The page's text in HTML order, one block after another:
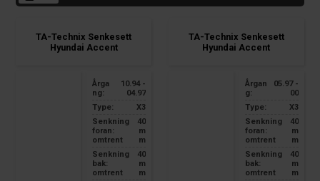
TA-Technix Senkesett
Hyundai Accent
Årga
ng:
10.94 -
04.97
Type:
X3
Senkning
foran:
omtrent
40
m
m
Senkning
bak:
omtrent
40
m
m
TA-Technix Senkesett
Hyundai Accent
Årgan
g:
05.97 -
00
Type:
X3
Senkning
foran:
omtrent
40
m
m
Senkning
bak:
omtrent
40
m
m